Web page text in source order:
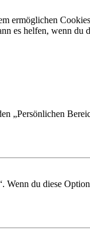
ermöglichen
es helfen, wenn du
„Persönlichen
du diese